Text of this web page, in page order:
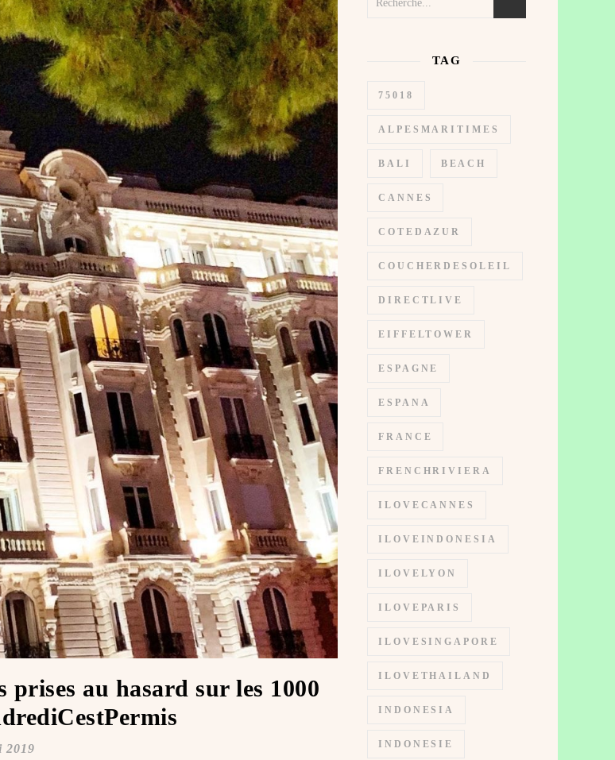
prises au hasard sur les 1000
2019
TAG
75018
ALPESMARITIMES
BALI BEACH
CANNES
COTEDAZUR
COUCHERDESOLEIL
DIRECTLIVE
EIFFELTOWER
ESPAGNE
ESPANA
FRANCE
FRENCHRIVIERA
ILOVECANNES
ILOVEINDONESIA
ILOVELYON
ILOVEPARIS
ILOVESINGAPORE
ILOVETHAILAND
INDONESIA
INDONESIE